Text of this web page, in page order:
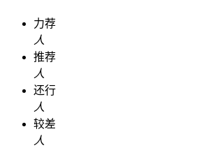
力荐
人
推荐
人
还行
人
较差
人